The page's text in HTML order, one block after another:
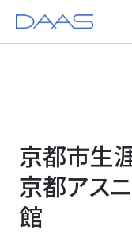
京都市生
京都アス
館